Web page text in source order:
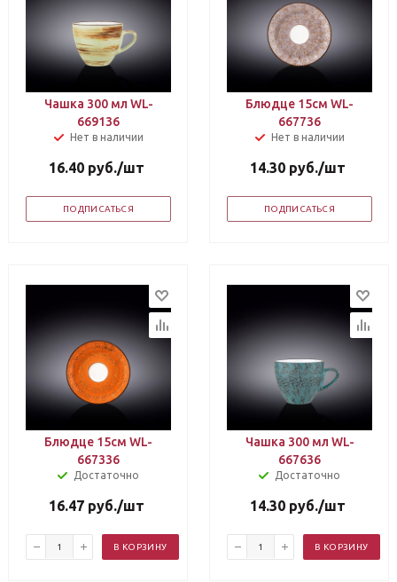
Чашка 300 мл WL-
669136
Нет в наличии
16.40 руб./шт
ПОДПИСАТЬСЯ
Блюдце 15см WL-
667736
Нет в наличии
14.30 руб./шт
ПОДПИСАТЬСЯ
Блюдце 15см WL-
667336
Достаточно
16.47 руб./шт
В КОРЗИНУ
Чашка 300 мл WL-
667636
Достаточно
14.30 руб./шт
В КОРЗИНУ